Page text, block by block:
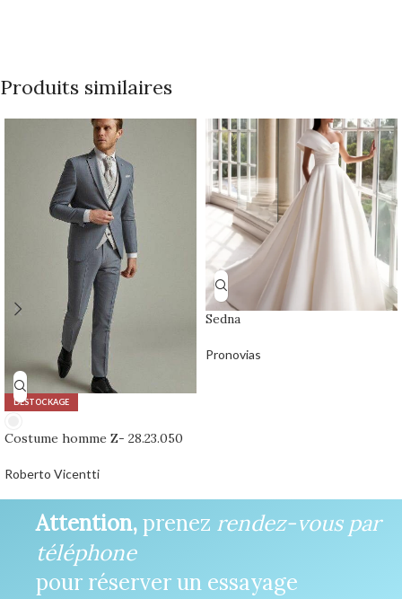
Produits similaires
DÉSTOCKAGE
Costume homme Z- 28.23.050
Roberto Vicentti
Sedna
Pronovias
Attention,prenez rendez-vous par
téléphone
pour réserver un essayage